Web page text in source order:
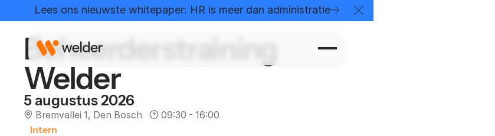
Lees ons nieuwste whitepaper: HR is meer dan administratie
Close Announcement Banner
Home Evenementen Beheerderstraining Welder
Beheerderstraining
Welder
5 augustus 2026
Bremvallei 1, Den Bosch
09:30 - 16:00
Intern